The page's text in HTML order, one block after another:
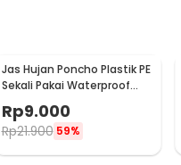
Jas Hujan Poncho Plastik PE
Sekali Pakai Waterproof
Rp9.000
Rp21.900 59%